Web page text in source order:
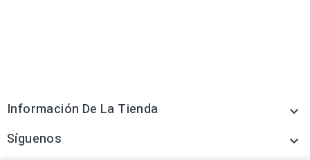
Información De La Tienda 
Síguenos 